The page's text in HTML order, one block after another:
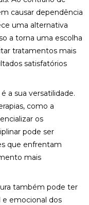
causar dependência
uma alternativa
a torna uma escolha
tratamentos mais
satisfatórios
a sua versatilidade.
como a
os
pode ser
que enfrentam
mais
também pode ter
emocional dos
NITERÓI
FISIOTERAPIA
A SAÚDE
SUA SAÚDE
JOANETE